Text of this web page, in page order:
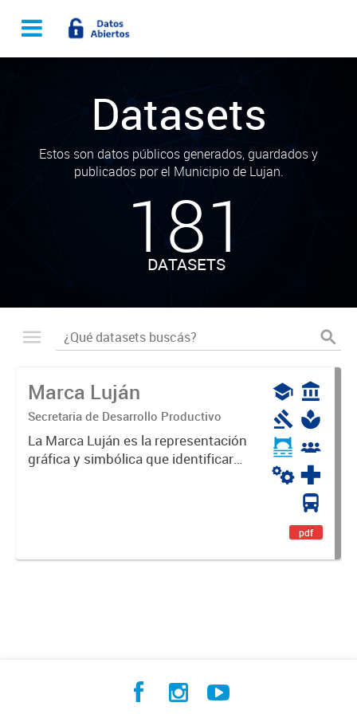
Datasets
Estos son datos públicos generados, guardados y
publicados por el Municipio de Lujan.
181
DATASETS
Marca Luján
Secretaria de Desarrollo Productivo
La Marca Luján es la representación
gráfica y simbólica que identificará
pdf